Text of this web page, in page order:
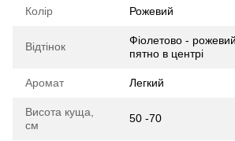
Колір Рожевий
Відтінок
Фіолетово -
пятно в центрі
Аромат Легкий
Висота куща,
см
50 -70